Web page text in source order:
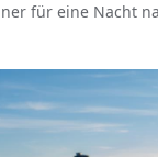
für eine Nacht